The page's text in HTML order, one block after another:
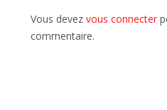
Vous devez vous connecter
commentaire.